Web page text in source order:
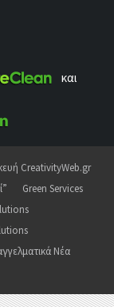
και
CreativityWeb.gr
Green Services
Νέα